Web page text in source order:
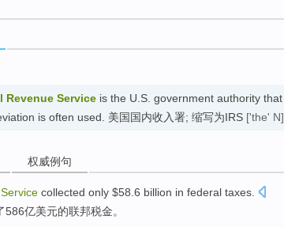
Revenue Service is the U.S. government authority that
is often used. 美国国内收入署; 缩写为IRS ['the' N]
权威例句
Service collected only $58.6 billion in federal taxes
586亿美元的联邦税金。